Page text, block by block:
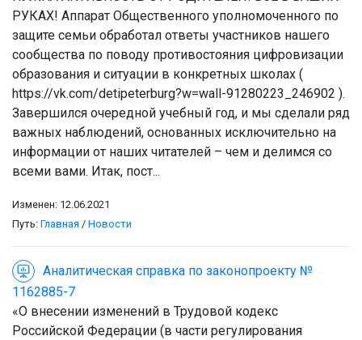
РУКАХ! Аппарат Общественного уполномоченного по
защите семьи обработал ответы участников нашего
сообщества по поводу противостояния цифровизации
образования и ситуации в конкретных школах (
https://vk.com/detipeterburg?w=wall-91280223_246902 ).
Завершился очередной учебный год, и мы сделали ряд
важных наблюдений, основанных исключительно на
информации от наших читателей – чем и делимся со
всеми вами. Итак, пост...
Изменен: 12.06.2021
Путь: Главная / Новости
Аналитическая справка по законопроекту №
1162885-7
«О внесении изменений в Трудовой кодекс
Российской Федерации (в части регулирования